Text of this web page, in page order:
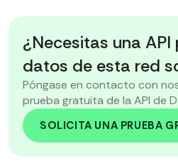
¿Necesitas una
datos de esta red
Póngase en contacto con
prueba gratuita de la API de
SOLICITA UNA PRUEBA